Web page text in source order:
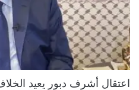
اعتقال أشرف دبور يعيد